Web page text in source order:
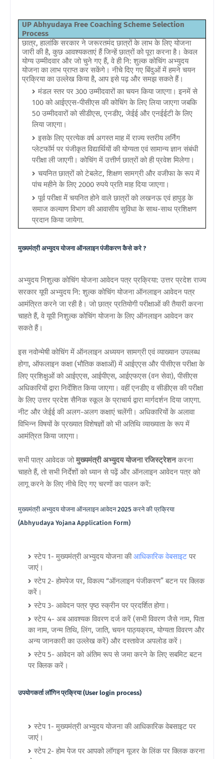
UP Abhyudaya Free Coaching Scheme Selection
Process
छात्र, हालांकि सरकार ने जरूरतमंद छात्रों के लाभ के लिए योजना
जारी की है, कुछ आवश्यकताएं हैं जिन्हें छात्रों को पूरा करना है। केवल
योग्य उम्मीदवार और जो चुने गए हैं, वे ही नि: शुल्क कोचिंग अभ्युदय
योजना का लाभ प्राप्त कर सकेंगे। नीचे दिए गए बिंदुओं में हमने चयन
प्रक्रिया का उल्लेख किया है, आप इसे पढ़ और समझ सकते हैं।
मंडल स्तर पर 300 उम्मीदवारों का चयन किया जाएगा। इनमें से
100 को आईएएस-पीसीएस की कोचिंग के लिए लिया जाएगा जबकि
50 उम्मीदवारों को सीडीएस, एनडीए, जेईई और एनईईटी के लिए
लिया जाएगा।
इसके लिए प्रत्येक वर्ष अगस्त माह में राज्य स्तरीय लर्निंग
प्लेटफॉर्म पर पंजीकृत विद्यार्थियों की योग्यता एवं सामान्य ज्ञान संबंधी
परीक्षा ली जाएगी। कोचिंग में उत्तीर्ण छात्रों को ही प्रवेश मिलेगा।
चयनित छात्रों को टेबलेट, शिक्षण सामग्री और वजीफा के रूप में
पांच महीने के लिए 2000 रुपये प्रति माह दिया जाएगा।
पूर्व परीक्षा में चयनित होने वाले छात्रों को लखनऊ एवं हापुड़ के
समाज कल्याण विभाग की आवासीय सुविधा के साथ-साथ प्रशिक्षण
प्रदान किया जायेगा.
मुख्यमंत्री अभ्युदय योजना ऑनलाइन पंजीकरण कैसे करे ?
अभ्युदय निशुल्क कोचिंग योजना आवेदन पत्र प्रक्रिया: उत्तर प्रदेश राज्य
सरकार यूपी अभ्युदय नि: शुल्क कोचिंग योजना ऑनलाइन आवेदन पत्र
आमंत्रित करने जा रही है। जो छात्र प्रतियोगी परीक्षाओं की तैयारी करना
चाहते हैं, वे यूपी निशुल्क कोचिंग योजना के लिए ऑनलाइन आवेदन कर
सकते हैं।
इस नवोन्मेषी कोचिंग में ऑनलाइन अध्ययन सामग्री एवं व्याख्यान उपलब्ध
होगा, ऑफलाइन कक्षा (भौतिक कक्षाओं) में आईएएस और पीसीएस परीक्षा के
लिए प्रशिक्षुओं को आईएएस, आईपीएस, आईएफएस (वन सेवा), पीसीएस
अधिकारियों द्वारा निर्देशित किया जाएगा। वहीं एनडीए व सीडीएस की परीक्षा
के लिए उत्तर प्रदेश सैनिक स्कूल के प्राचार्य द्वारा मार्गदर्शन दिया जाएगा.
नीट और जेईई की अलग-अलग कक्षाएं चलेंगी। अधिकारियों के अलावा
विभिन्न विषयों के प्रख्यात विशेषज्ञों को भी अतिथि व्याख्याता के रूप में
आमंत्रित किया जाएगा।
सभी पात्र आवेदक जोमुख्यमंत्री अभ्युदय योजना रजिस्ट्रेशन करना
चाहते हैं, तो सभी निर्देशों को ध्यान से पढ़ें और ऑनलाइन आवेदन पत्र को
लागू करने के लिए नीचे दिए गए चरणों का पालन करें:
मुख्यमंत्री अभ्युदय योजना ऑनलाइन आवेदन 2025 करने की प्रक्रिया
(Abhyudaya Yojana Application Form)
स्टेप 1- मुख्यमंत्री अभ्युदय योजना कीआधिकारिक वेबसाइट पर
जाएं।
स्टेप 2- होमपेज पर, विकल्प “ऑनलाइन पंजीकरण” बटन पर क्लिक
करें।
स्टेप 3- आवेदन पत्र पृष्ठ स्क्रीन पर प्रदर्शित होगा।
स्टेप 4- अब आवश्यक विवरण दर्ज करें (सभी विवरण जैसे नाम, पिता
का नाम, जन्म तिथि, लिंग, जाति, चयन पाठ्यक्रम, योग्यता विवरण और
अन्य जानकारी का उल्लेख करें) और दस्तावेज अपलोड करें।
स्टेप 5- आवेदन को अंतिम रूप से जमा करने के लिए सबमिट बटन
पर क्लिक करें।
उपयोगकर्ता लॉगिन प्रक्रिया (User login process)
स्टेप 1- मुख्यमंत्री अभ्युदय योजना की आधिकारिक वेबसाइट पर
जाएं।
स्टेप 2- होम पेज पर आपको लॉगइन यूजर के लिंक पर क्लिक करना